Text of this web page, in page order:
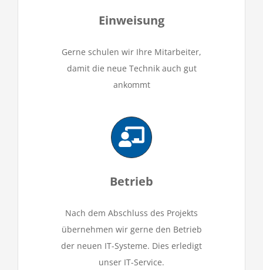
Einweisung
Gerne schulen wir Ihre Mitarbeiter,
damit die neue Technik auch gut
ankommt
Betrieb
Nach dem Abschluss des Projekts
übernehmen wir gerne den Betrieb
der neuen IT-Systeme. Dies erledigt
unser IT-Service.